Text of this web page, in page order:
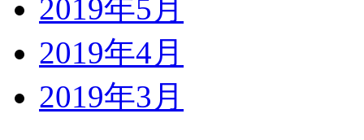
2019年5月
2019年4月
2019年3月